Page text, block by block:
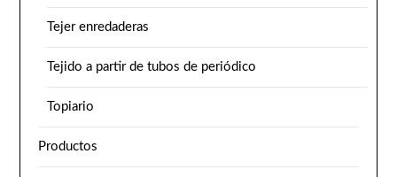
Tejer enredaderas
Tejido a partir de tubos de periódico
Topiario
Productos